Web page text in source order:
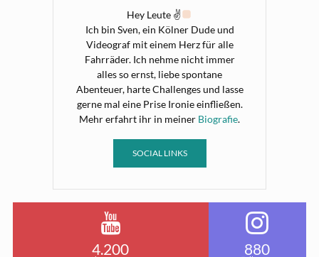
Hey Leute ✌
Ich bin Sven, ein Kölner Dude und
Videograf mit einem Herz für alle
Fahrräder. Ich nehme nicht immer
alles so ernst, liebe spontane
Abenteuer, harte Challenges und lasse
gerne mal eine Prise Ironie einfließen.
Mehr erfahrt ihr in meiner Biografie.
SOCIAL LINKS
4.200 880